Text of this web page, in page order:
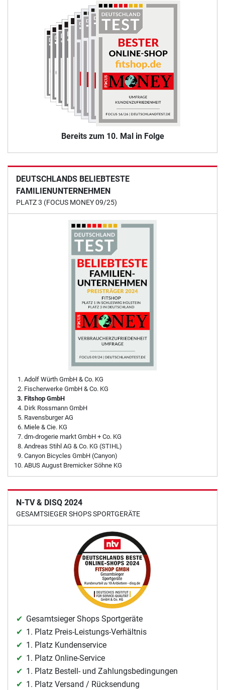
Bereits zum 10. Mal in Folge
DEUTSCHLANDS BELIEBTESTE
FAMILIENUNTERNEHMEN
PLATZ 3 (FOCUS MONEY 09/25)
Adolf Würth GmbH & Co. KG
Fischerwerke GmbH & Co. KG
Fitshop GmbH
Dirk Rossmann GmbH
Ravensburger AG
Miele & Cie. KG
dm-drogerie markt GmbH + Co. KG
Andreas Stihl AG & Co. KG (STIHL)
Canyon Bicycles GmbH (Canyon)
ABUS August Bremicker Söhne KG
N-TV & DISQ 2024
GESAMTSIEGER SHOPS SPORTGERÄTE
Gesamtsieger Shops Sportgeräte
1. Platz Preis-Leistungs-Verhältnis
1. Platz Kundenservice
1. Platz Online-Service
1. Platz Bestell- und Zahlungsbedingungen
1. Platz Versand / Rücksendung